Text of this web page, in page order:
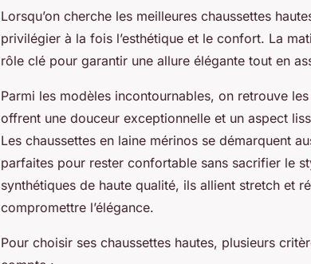
Lorsqu’on cherche les meilleures chaussettes
privilégier à la fois l’esthétique et le confort. La
rôle clé pour garantir une allure élégante tout en
Parmi les modèles incontournables, on retrouve
offrent une douceur exceptionnelle et un aspect
Les chaussettes en laine mérinos se démarquent
parfaites pour rester confortable sans sacrifier le
synthétiques de haute qualité, ils allient stretch et
compromettre l’élégance.
Pour choisir ses chaussettes hautes, plusieurs